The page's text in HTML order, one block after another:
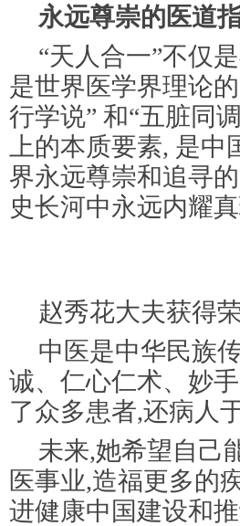
永远尊崇的医道
“天人合一”不仅
是世界医学界理论
行学说” 和“五脏同
上的本质要素, 是
界永远尊崇和追寻
史长河中永远内耀
赵秀花大夫获得
中医是中华民族
诚、仁心仁术、妙
了众多患者,还病人
未来,她希望自己
医事业,造福更多的
进健康中国建设和